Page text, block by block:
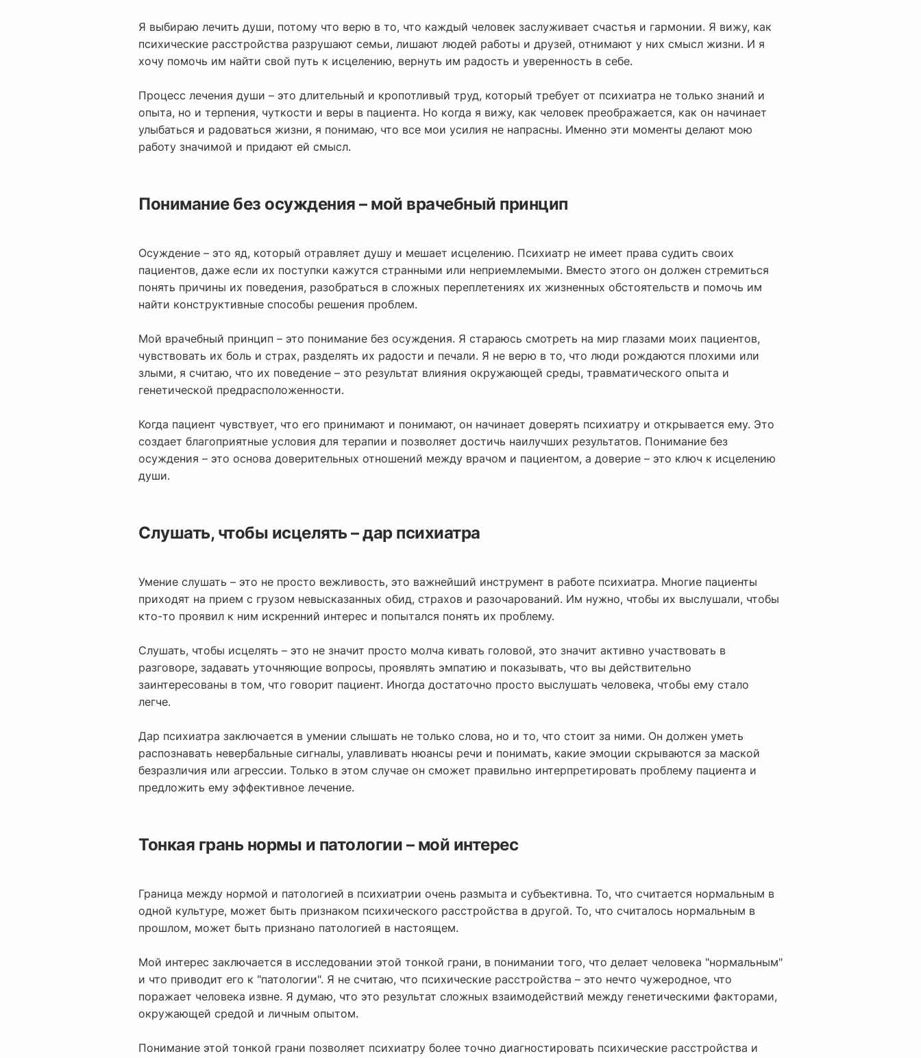
Я выбираю лечить души, потому что верю в то, что каждый человек заслуживает счастья и гармонии. Я вижу, как
психические расстройства разрушают семьи, лишают людей работы и друзей, отнимают у них смысл жизни. И я
хочу помочь им найти свой путь к исцелению, вернуть им радость и уверенность в себе.
Процесс лечения души – это длительный и кропотливый труд, который требует от психиатра не только знаний и
опыта, но и терпения, чуткости и веры в пациента. Но когда я вижу, как человек преображается, как он начинает
улыбаться и радоваться жизни, я понимаю, что все мои усилия не напрасны. Именно эти моменты делают мою
работу значимой и придают ей смысл.
Понимание без осуждения – мой врачебный принцип
Осуждение – это яд, который отравляет душу и мешает исцелению. Психиатр не имеет права судить своих
пациентов, даже если их поступки кажутся странными или неприемлемыми. Вместо этого он должен стремиться
понять причины их поведения, разобраться в сложных переплетениях их жизненных обстоятельств и помочь им
найти конструктивные способы решения проблем.
Мой врачебный принцип – это понимание без осуждения. Я стараюсь смотреть на мир глазами моих пациентов,
чувствовать их боль и страх, разделять их радости и печали. Я не верю в то, что люди рождаются плохими или
злыми, я считаю, что их поведение – это результат влияния окружающей среды, травматического опыта и
генетической предрасположенности.
Когда пациент чувствует, что его принимают и понимают, он начинает доверять психиатру и открывается ему. Это
создает благоприятные условия для терапии и позволяет достичь наилучших результатов. Понимание без
осуждения – это основа доверительных отношений между врачом и пациентом, а доверие – это ключ к исцелению
души.
Слушать, чтобы исцелять – дар психиатра
Умение слушать – это не просто вежливость, это важнейший инструмент в работе психиатра. Многие пациенты
приходят на прием с грузом невысказанных обид, страхов и разочарований. Им нужно, чтобы их выслушали, чтобы
кто-то проявил к ним искренний интерес и попытался понять их проблему.
Слушать, чтобы исцелять – это не значит просто молча кивать головой, это значит активно участвовать в
разговоре, задавать уточняющие вопросы, проявлять эмпатию и показывать, что вы действительно
заинтересованы в том, что говорит пациент. Иногда достаточно просто выслушать человека, чтобы ему стало
легче.
Дар психиатра заключается в умении слышать не только слова, но и то, что стоит за ними. Он должен уметь
распознавать невербальные сигналы, улавливать нюансы речи и понимать, какие эмоции скрываются за маской
безразличия или агрессии. Только в этом случае он сможет правильно интерпретировать проблему пациента и
предложить ему эффективное лечение.
Тонкая грань нормы и патологии – мой интерес
Граница между нормой и патологией в психиатрии очень размыта и субъективна. То, что считается нормальным в
одной культуре, может быть признаком психического расстройства в другой. То, что считалось нормальным в
прошлом, может быть признано патологией в настоящем.
Мой интерес заключается в исследовании этой тонкой грани, в понимании того, что делает человека "нормальным"
и что приводит его к "патологии". Я не считаю, что психические расстройства – это нечто чужеродное, что
поражает человека извне. Я думаю, что это результат сложных взаимодействий между генетическими факторами,
окружающей средой и личным опытом.
Понимание этой тонкой грани позволяет психиатру более точно диагностировать психические расстройства и